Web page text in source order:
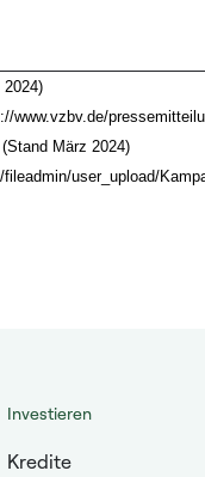
www.vzbv.de/
März 2024)
user_upload/
Investieren
Kredite